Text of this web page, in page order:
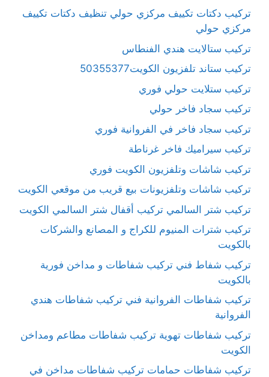
تركيب دكتات تكييف مركزي حولي تنظيف دكتات تكييف
مركزي حولي
تركيب ستالايت هندي الفنطاس
تركيب ستاند تلفزيون الكويت50355377
تركيب ستلايت حولي فوري
تركيب سجاد فاخر حولي
تركيب سجاد فاخر في الفروانية فوري
تركيب سيراميك فاخر غرناطة
تركيب شاشات وتلفزيون الكويت فوري
تركيب شاشات وتلفزيونات بيع قريب من موقعي الكويت
تركيب شتر السالمي تركيب أقفال شتر السالمي الكويت
تركيب شترات المنيوم للكراج و المصانع والشركات
بالكويت
تركيب شفاط فني تركيب شفاطات و مداخن فورية
بالكويت
تركيب شفاطات الفروانية فني تركيب شفاطات هندي
الفروانية
تركيب شفاطات تهوية تركيب شفاطات مطاعم ومداخن
الكويت
تركيب شفاطات حمامات تركيب شفاطات مداخن في